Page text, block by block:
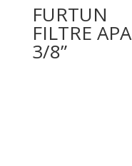
FURTUN
FILTRE APA
3/8”